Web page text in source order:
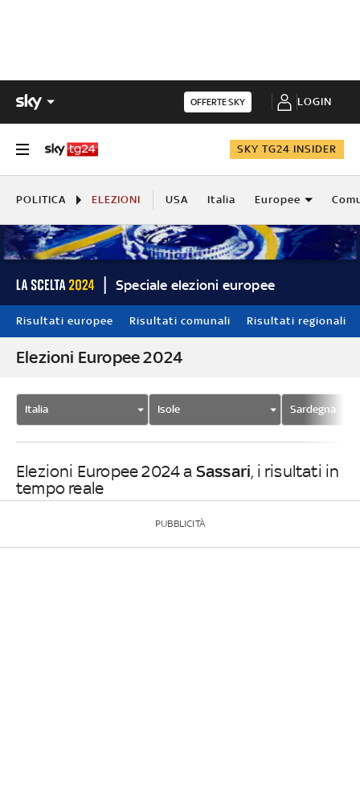
OFFERTE SKY LOGIN
SKY TG24 INSIDER
POLITICA ELEZIONI USA Italia Europee
Speciale elezioni europee
Risultati europee Risultati comunali Risultati regionali
Elezioni Europee 2024
Italia Isole Sardegna
Elezioni Europee 2024 a Sassari, i risultati in
tempo reale
PUBBLICITÀ